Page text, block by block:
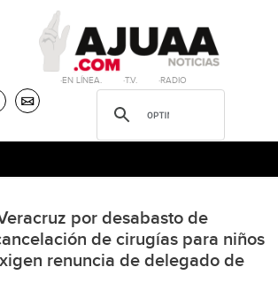
·EN LÍNEA. ·T.V. ·RADIO
por desabasto de
de cirugías para niños
renuncia de delegado de